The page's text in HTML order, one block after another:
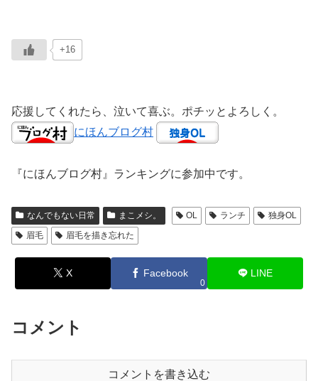
+16
応援してくれたら、泣いて喜ぶ。ポチッとよろしく。
にほんブログ村
『にほんブログ村』ランキングに参加中です。
なんでもない日常 まこメシ。 OL ランチ
独身OL
眉毛
眉毛を描き忘れた
X Facebook
0
LINE
コメント
コメントを書き込む